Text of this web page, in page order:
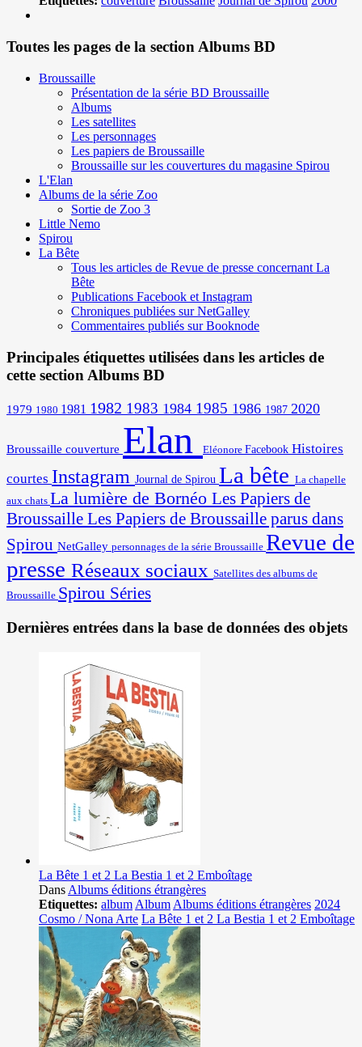
Toutes les pages de la section Albums BD
Broussaille
Présentation de la série BD Broussaille
Albums
Les satellites
Les personnages
Les papiers de Broussaille
Broussaille sur les couvertures du magasine Spirou
L'Elan
Albums de la série Zoo
Sortie de Zoo 3
Little Nemo
Spirou
La Bête
Tous les articles de Revue de presse concernant La
Bête
Publications Facebook et Instagram
Chroniques publiées sur NetGalley
Commentaires publiés sur Booknode
Principales étiquettes utilisées dans les articles de
cette section Albums BD
1979 1980 1981 1982 1983 1984 1985 1986 1987 2020
Broussaille couverture Elan Eléonore Facebook Histoires
courtes Instagram Journal de Spirou La bête La chapelle
aux chats La lumière de Bornéo Les Papiers de
Broussaille Les Papiers de Broussaille parus dans
Spirou NetGalley personnages de la série Broussaille Revue de
presse Réseaux sociaux Satellites des albums de
Broussaille Spirou Séries
Dernières entrées dans la base de données des objets
La Bête 1 et 2 La Bestia 1 et 2 Emboîtage
Dans Albums éditions étrangères
Etiquettes: album Album Albums éditions étrangères 2024
Cosmo / Nona Arte La Bête 1 et 2 La Bestia 1 et 2 Emboîtage